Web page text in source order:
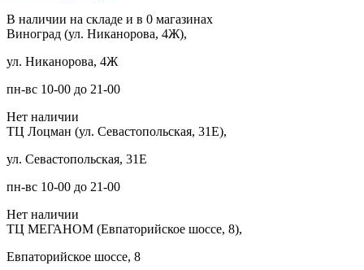
В наличии на складе и в 0 магазинах
Виноград (ул. Никанорова, 4Ж),
ул. Никанорова, 4Ж
пн-вс 10-00 до 21-00
Нет наличии
ТЦ Лоцман (ул. Севастопольская, 31Е),
ул. Севастопольская, 31Е
пн-вс 10-00 до 21-00
Нет наличии
ТЦ МЕГАНОМ (Евпаторийское шоссе, 8),
Евпаторийское шоссе, 8